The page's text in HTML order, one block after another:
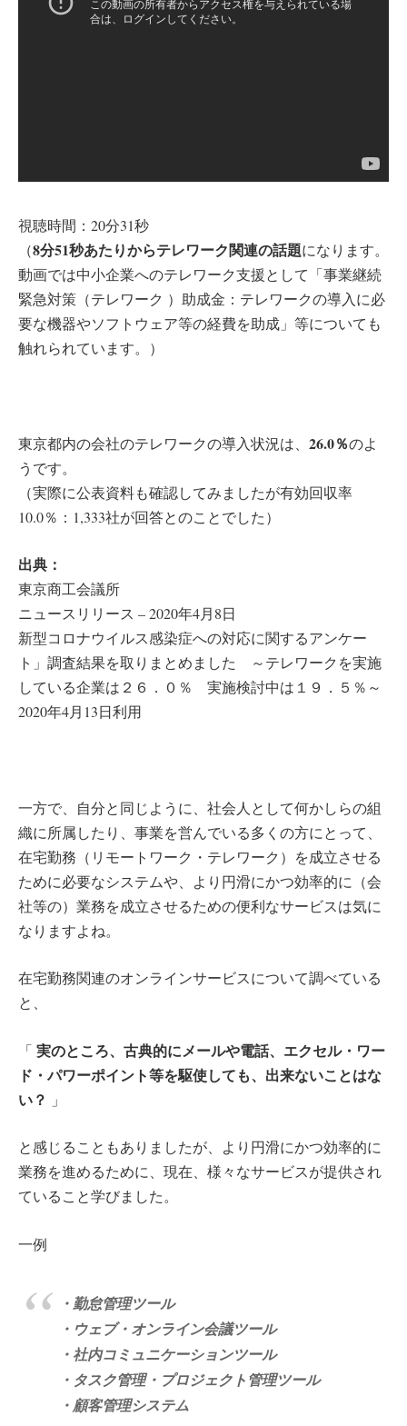
視聴時間：20分31秒
（8分51秒あたりからテレワーク関連の話題になります。
動画では中小企業へのテレワーク支援として「事業継続
緊急対策（テレワーク ）助成金：テレワークの導入に必
要な機器やソフトウェア等の経費を助成」等についても
触れられています。）
東京都内の会社のテレワークの導入状況は、 26.0％のよ
うです。
（実際に公表資料も確認してみましたが有効回収率
10.0％：1,333社が回答とのことでした）
出典：
東京商工会議所
ニュースリリース – 2020年4月8日
新型コロナウイルス感染症への対応に関するアンケー
ト」調査結果を取りまとめました ～テレワークを実施
している企業は２６．０％ 実施検討中は１９．５％～
2020年4月13日利用
一方で、自分と同じように、社会人として何かしらの組
織に所属したり、事業を営んでいる多くの方にとって、
在宅勤務（リモートワーク・テレワーク）を成立させる
ために必要なシステムや、より円滑にかつ効率的に（会
社等の）業務を成立させるための便利なサービスは気に
なりますよね。
在宅勤務関連のオンラインサービスについて調べている
と、
「 実のところ、古典的にメールや電話、エクセル・ワー
ド・パワーポイント等を駆使しても、出来ないことはな
い？
」
と感じることもありましたが、より円滑にかつ効率的に
業務を進めるために、現在、様々なサービスが提供され
ていること学びました。
一例
・勤怠管理ツール
・ウェブ・オンライン会議ツール
・社内コミュニケーションツール
・タスク管理・プロジェクト管理ツール
・顧客管理システム